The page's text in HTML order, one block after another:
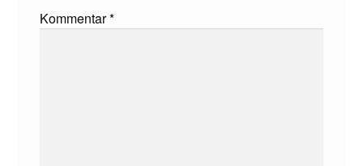
Kommentar*